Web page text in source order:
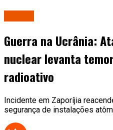
Guerra na Ucrânia:
nuclear levanta
radioativo
Incidente em Zaporíjia
segurança de instalações